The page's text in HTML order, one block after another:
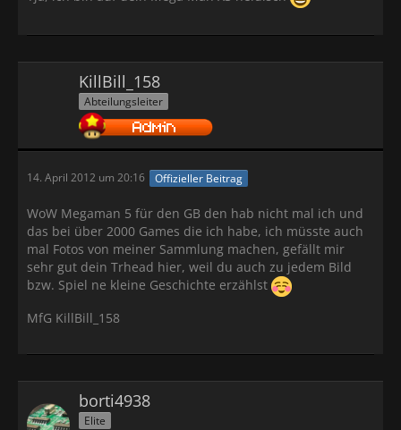
KillBill_158
Abteilungsleiter
14. April 2012 um 20:16 Offizieller Beitrag
WoW Megaman 5 für den GB den hab nicht mal ich und
das bei über 2000 Games die ich habe, ich müsste auch
mal Fotos von meiner Sammlung machen, gefällt mir
sehr gut dein Trhead hier, weil du auch zu jedem Bild
bzw. Spiel ne kleine Geschichte erzählst
MfG KillBill_158
borti4938
Elite